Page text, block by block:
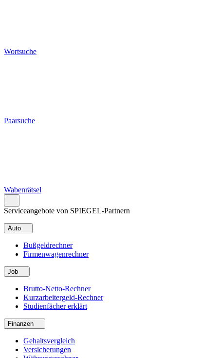
Wortsuche
Paarsuche
Wabenrätsel
Serviceangebote von SPIEGEL-Partnern
Auto
Bußgeldrechner
Firmenwagenrechner
Job
Brutto-Netto-Rechner
Kurzarbeitergeld-Rechner
Studienfächer erklärt
Finanzen
Gehaltsvergleich
Versicherungen